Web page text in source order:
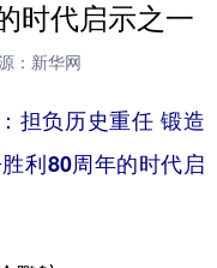
评 港澳
量子 体育
健康 军事
时代启示之一
：新华网
担负历史重任 锻造
利80周年的时代启